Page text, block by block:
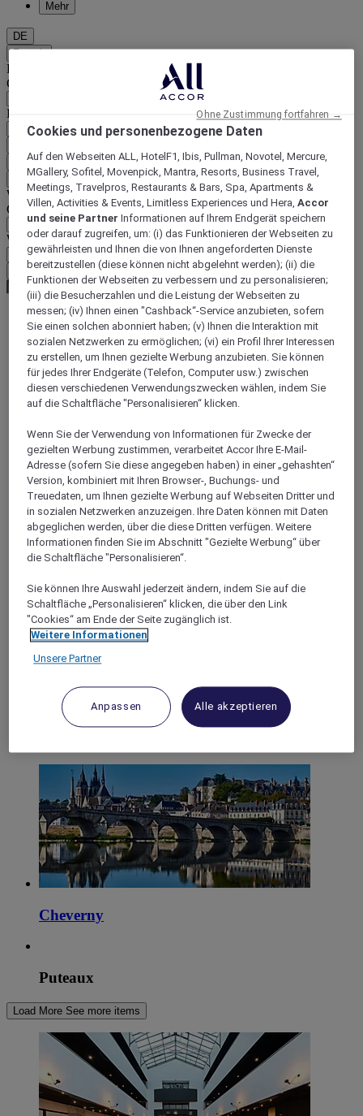
Mehr
DE
Zurück
Land und Sprache unten auswählen
Geografische Zone
Land/Region - Sprache
EUR (€)
Zurück
Währung unten auswählen
Geografische Zone
Währung
Meine Währung bestätigen
World
Europe
France
Loire Valley
LOIR-ET-CHER
Chambord
Cheverny
Puteaux
Load More See more items
Cookies und personenbezogene Daten
Auf den Webseiten ALL, HotelF1, Ibis, Pullman, Novotel, Mercure,
MGallery, Sofitel, Movenpick, Mantra, Resorts, Business Travel,
Meetings, Travelpros, Restaurants & Bars, Spa, Apartments &
Villen, Activities & Events, Limitless Experiences und Hera,Accor
und seine Partner Informationen auf Ihrem Endgerät speichern
oder darauf zugreifen, um: (i) das Funktionieren der Webseiten zu
gewährleisten und Ihnen die von Ihnen angeforderten Dienste
bereitzustellen (diese können nicht abgelehnt werden); (ii) die
Funktionen der Webseiten zu verbessern und zu personalisieren;
(iii) die Besucherzahlen und die Leistung der Webseiten zu
messen; (iv) Ihnen einen "Cashback“-Service anzubieten, sofern
Sie einen solchen abonniert haben; (v) Ihnen die Interaktion mit
sozialen Netzwerken zu ermöglichen; (vi) ein Profil Ihrer Interessen
zu erstellen, um Ihnen gezielte Werbung anzubieten. Sie können
für jedes Ihrer Endgeräte (Telefon, Computer usw.) zwischen
diesen verschiedenen Verwendungszwecken wählen, indem Sie
auf die Schaltfläche "Personalisieren“ klicken.
Wenn Sie der Verwendung von Informationen für Zwecke der
gezielten Werbung zustimmen, verarbeitet Accor Ihre E-Mail-
Adresse (sofern Sie diese angegeben haben) in einer „gehashten“
Version, kombiniert mit Ihren Browser-, Buchungs- und
Treuedaten, um Ihnen gezielte Werbung auf Webseiten Dritter und
in sozialen Netzwerken anzuzeigen. Ihre Daten können mit Daten
abgeglichen werden, über die diese Dritten verfügen. Weitere
Informationen finden Sie im Abschnitt "Gezielte Werbung“ über
die Schaltfläche "Personalisieren“.
Sie können Ihre Auswahl jederzeit ändern, indem Sie auf die
Schaltfläche „Personalisieren“ klicken, die über den Link
"Cookies“ am Ende der Seite zugänglich ist.
Weitere Informationen
Unsere Partner
Anpassen Alle akzeptieren
Ohne Zustimmung fortfahren →